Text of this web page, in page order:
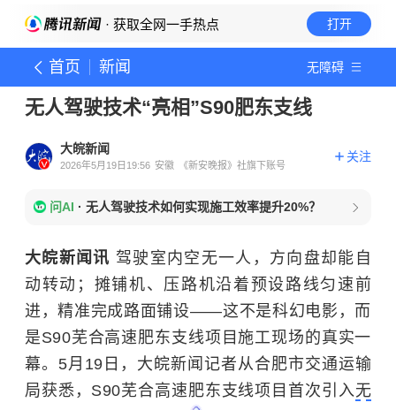
· 获取全网一手热点 打开
首页 新闻 无障碍
无人驾驶技术“亮相”S90肥东支线
大皖新闻
2026年5月19日19:56 安徽 《新安晚报》社旗下账号
关注
问AI · 无人驾驶技术如何实现施工效率提升20%？
大皖新闻讯 驾驶室内空无一人，方向盘却能自
动转动；摊铺机、压路机沿着预设路线匀速前
进，精准完成路面铺设——这不是科幻电影，而
是S90芜合高速肥东支线项目施工现场的真实一
幕。5月19日，大皖新闻记者从合肥市交通运输
局获悉，S90芜合高速肥东支线项目首次引入无